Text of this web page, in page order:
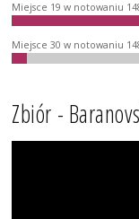
Miejsce 19 w notowaniu
Miejsce 30 w notowaniu
Zbiór -